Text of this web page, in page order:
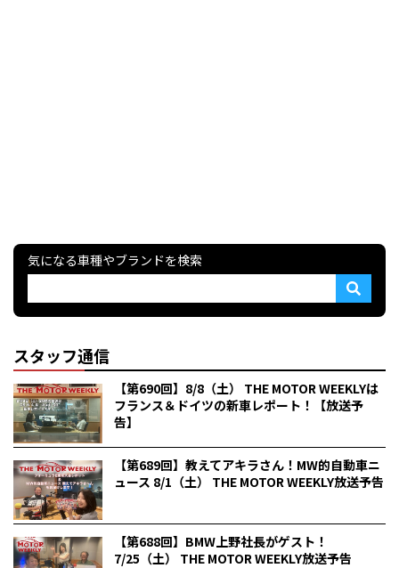
気になる車種やブランドを検索
スタッフ通信
【第690回】8/8（土） THE MOTOR WEEKLYは
フランス＆ドイツの新車レポート！【放送予
告】
【第689回】教えてアキラさん！MW的自動車ニ
ュース 8/1（土） THE MOTOR WEEKLY放送予告
【第688回】BMW上野社長がゲスト！
7/25（土） THE MOTOR WEEKLY放送予告